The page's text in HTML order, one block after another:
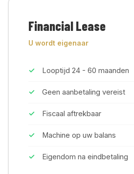
Financial Lease
U wordt eigenaar
Looptijd 24 - 60 maanden
Geen aanbetaling vereist
Fiscaal aftrekbaar
Machine op uw balans
Eigendom na eindbetaling